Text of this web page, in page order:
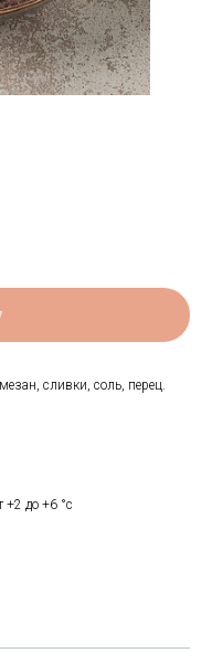
сливки, соль, перец.
до +6 °с